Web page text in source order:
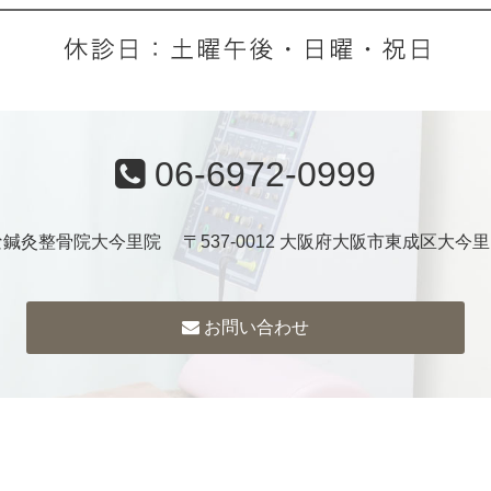
06-6972-0999
鍼灸整骨院大今里院 〒537-0012 大阪府大阪市東成区大今
お問い合わせ